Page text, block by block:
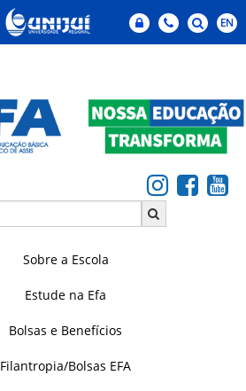
Sobre a Escola
Estude na Efa
Bolsas e Benefícios
Filantropia/Bolsas EFA